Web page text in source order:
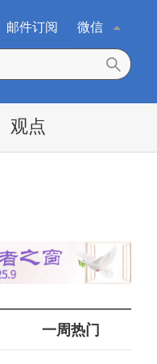
微信
邮件订阅
观点
一周热门